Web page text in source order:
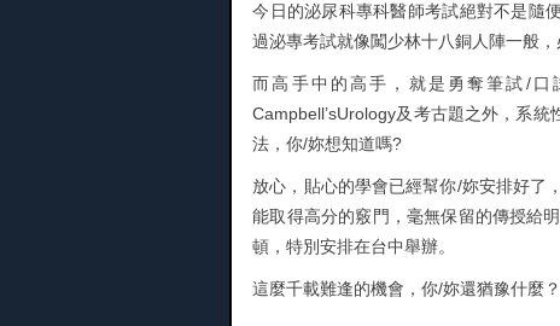
今日的泌尿科專科醫師考試絕對不是隨
過泌專考試就像闖少林十八銅人陣一般
而高手中的高手，就是勇奪筆試/
Campbell’sUrology及考古題之外，系
法，你/妳想知道嗎?
放心，貼心的學會已經幫你/妳安排好了
能取得高分的竅門，毫無保留的傳授給
頓，特別安排在台中舉辦。
這麼千載難逢的機會，你/妳還猶豫什麼